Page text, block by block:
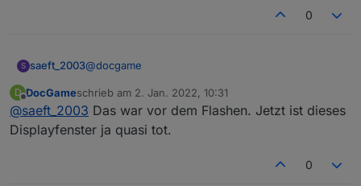
0
S saeft_2003@docgame
Bei deiner Frage kann ich nicht helfen, aber das
nspanel kann doch mit der ewelink app gar nicht
mehr funktionieren, oder habe ich das falsch
D
Offline
DocGameschrieb am 2. Jan. 2022, 10:31
zuletzt editiert von
@saeft_2003 Das war vor dem Flashen. Jetzt ist dieses
Displayfenster ja quasi tot.
0